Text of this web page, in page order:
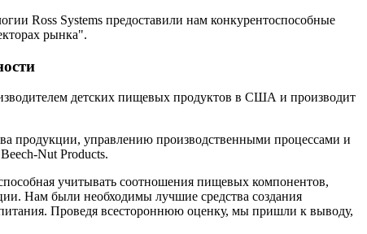
Ross Systems предоставили нам конкурентоспособные
рынка".
детских пищевых продуктов в США и производит
продукции, управлению производственными процессами и
Nut Products.
учитывать соотношения пищевых компонентов,
Нам были необходимы лучшие средства создания
питания. Проведя всестороннюю оценку, мы пришли к выводу,